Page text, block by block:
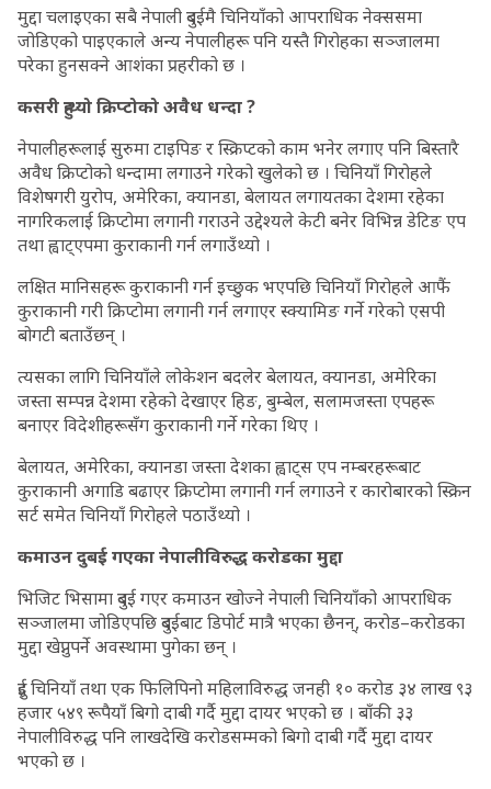
मुद्दा चलाइएका सबै नेपाली दुबईमै चिनियाँको आपराधिक नेक्ससमा
जोडिएको पाइएकाले अन्य नेपालीहरू पनि यस्तै गिरोहका सञ्जालमा
परेका हुनसक्ने आशंका प्रहरीको छ ।
कसरी हुन्थ्यो क्रिप्टोको अवैध धन्दा ?
नेपालीहरूलाई सुरुमा टाइपिङ र स्क्रिप्टको काम भनेर लगाए पनि बिस्तारै
अवैध क्रिप्टोको धन्दामा लगाउने गरेको खुलेको छ । चिनियाँ गिरोहले
विशेषगरी युरोप, अमेरिका, क्यानडा, बेलायत लगायतका देशमा रहेका
नागरिकलाई क्रिप्टोमा लगानी गराउने उद्देश्यले केटी बनेर विभिन्न डेटिङ एप
तथा ह्वाट्एपमा कुराकानी गर्न लगाउँथ्यो ।
लक्षित मानिसहरू कुराकानी गर्न इच्छुक भएपछि चिनियाँ गिरोहले आफैं
कुराकानी गरी क्रिप्टोमा लगानी गर्न लगाएर स्क्यामिङ गर्ने गरेको एसपी
बोगटी बताउँछन् ।
त्यसका लागि चिनियाँले लोकेशन बदलेर बेलायत, क्यानडा, अमेरिका
जस्ता सम्पन्न देशमा रहेको देखाएर हिङ, बुम्बेल, सलामजस्ता एपहरू
बनाएर विदेशीहरूसँग कुराकानी गर्ने गरेका थिए ।
बेलायत, अमेरिका, क्यानडा जस्ता देशका ह्वाट्स एप नम्बरहरूबाट
कुराकानी अगाडि बढाएर क्रिप्टोमा लगानी गर्न लगाउने र कारोबारको स्क्रिन
सर्ट समेत चिनियाँ गिरोहले पठाउँथ्यो ।
कमाउन दुबई गएका नेपालीविरुद्ध करोडका मुद्दा
भिजिट भिसामा दुबई गएर कमाउन खोज्ने नेपाली चिनियाँको आपराधिक
सञ्जालमा जोडिएपछि दुबईबाट डिपोर्ट मात्रै भएका छैनन्, करोड–करोडका
मुद्दा खेप्नुपर्ने अवस्थामा पुगेका छन् ।
दुई चिनियाँ तथा एक फिलिपिनो महिलाविरुद्ध जनही १० करोड ३४ लाख ९३
हजार ५४९ रूपैयाँ बिगो दाबी गर्दै मुद्दा दायर भएको छ । बाँकी ३३
नेपालीविरुद्ध पनि लाखदेखि करोडसम्मको बिगो दाबी गर्दै मुद्दा दायर
भएको छ ।